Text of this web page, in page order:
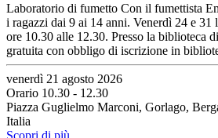
Laboratorio di fumetto Con il fumettista
i ragazzi dai 9 ai 14 anni. Venerdì 24 e 31
ore 10.30 alle 12.30. Presso la biblioteca
gratuita con obbligo di iscrizione in
venerdì 21 agosto 2026
Orario 10.30 - 12.30
Piazza Guglielmo Marconi, Gorlago,
Italia
Scopri di più